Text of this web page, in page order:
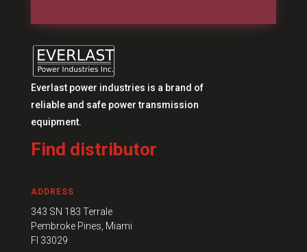
Everlast power industries is a brand of
reliable and safe power transmission
equipment.
Find distributor
ADDRESS
343 SN 183 Terrale
Pembroke Pines, Miami
FI 33029